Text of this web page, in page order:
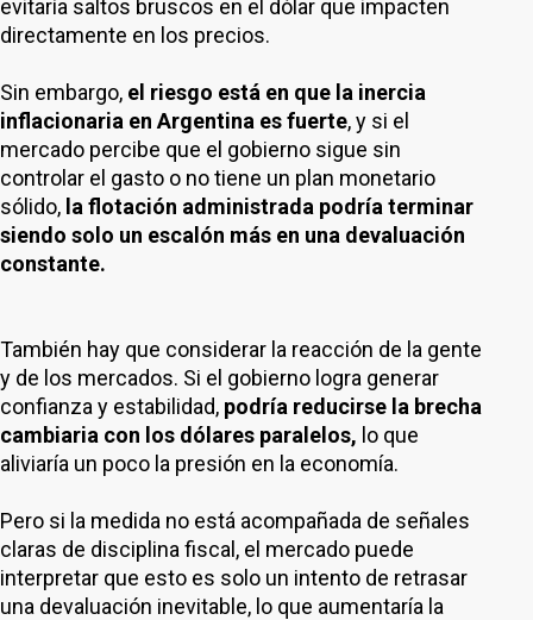
evitaría saltos bruscos en el dólar que impacten
directamente en los precios.
Sin embargo, el riesgo está en que la inercia
inflacionaria en Argentina es fuerte, y si el
mercado percibe que el gobierno sigue sin
controlar el gasto o no tiene un plan monetario
sólido, la flotación administrada podría terminar
siendo solo un escalón más en una devaluación
constante.
También hay que considerar la reacción de la gente
y de los mercados. Si el gobierno logra generar
confianza y estabilidad, podría reducirse la brecha
cambiaria con los dólares paralelos, lo que
aliviaría un poco la presión en la economía.
Pero si la medida no está acompañada de señales
claras de disciplina fiscal, el mercado puede
interpretar que esto es solo un intento de retrasar
una devaluación inevitable, lo que aumentaría la